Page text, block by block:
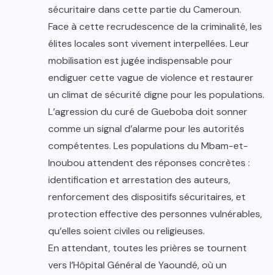
sécuritaire dans cette partie du Cameroun.
Face à cette recrudescence de la criminalité, les
élites locales sont vivement interpellées. Leur
mobilisation est jugée indispensable pour
endiguer cette vague de violence et restaurer
un climat de sécurité digne pour les populations.
L’agression du curé de Gueboba doit sonner
comme un signal d’alarme pour les autorités
compétentes. Les populations du Mbam-et-
Inoubou attendent des réponses concrètes :
identification et arrestation des auteurs,
renforcement des dispositifs sécuritaires, et
protection effective des personnes vulnérables,
qu’elles soient civiles ou religieuses.
En attendant, toutes les prières se tournent
vers l’Hôpital Général de Yaoundé, où un